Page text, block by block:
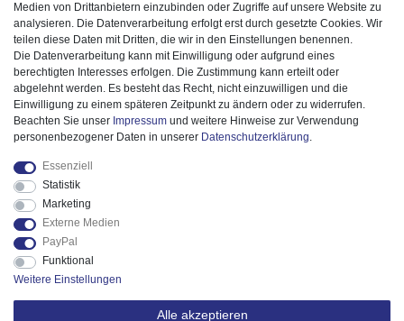
Medien von Drittanbietern einzubinden oder Zugriffe auf unsere Website zu
analysieren. Die Datenverarbeitung erfolgt erst durch gesetzte Cookies. Wir
teilen diese Daten mit Dritten, die wir in den Einstellungen benennen.
Die Datenverarbeitung kann mit Einwilligung oder aufgrund eines
berechtigten Interesses erfolgen. Die Zustimmung kann erteilt oder
abgelehnt werden. Es besteht das Recht, nicht einzuwilligen und die
Einwilligung zu einem späteren Zeitpunkt zu ändern oder zu widerrufen.
Beachten Sie unser Impressum und weitere Hinweise zur Verwendung
personenbezogener Daten in unserer Daten­schutz­erklärung.
Essenziell
Statistik
Marketing
Externe Medien
PayPal
Funktional
Weitere Einstellungen
Alle akzeptieren